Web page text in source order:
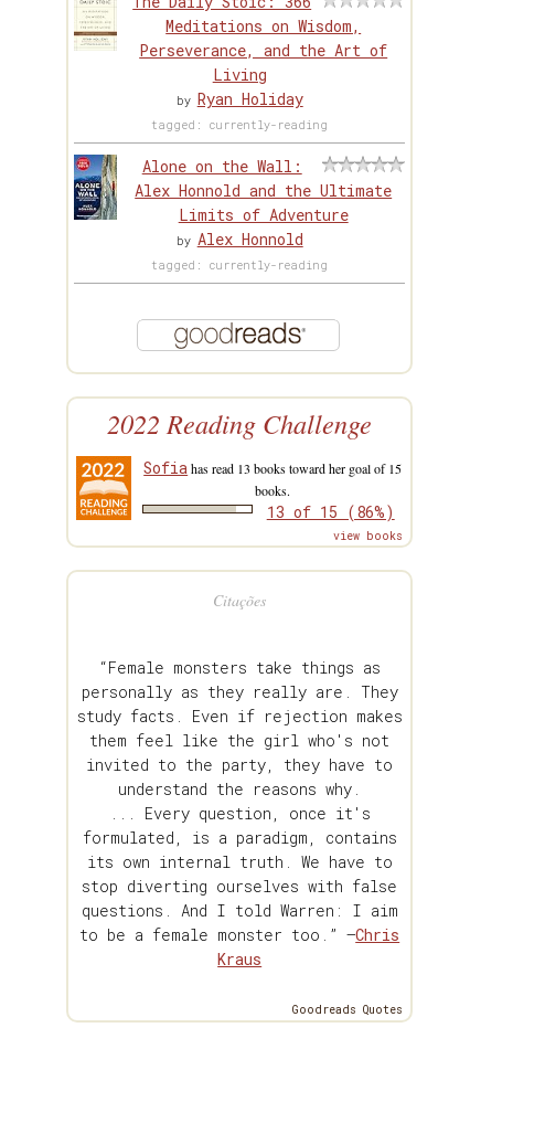
Meditations on Wisdom,
Perseverance, and the Art of
Living
by Ryan Holiday
tagged: currently-reading
Alone on the Wall:
Alex Honnold and the Ultimate
Limits of Adventure
by Alex Honnold
tagged: currently-reading
2022 Reading Challenge
Sofiahas read 13 books toward her goal of 15
books.
13 of 15 (86%)
view books
Citações
“Female monsters take things as
personally as they really are. They
study facts. Even if rejection makes
them feel like the girl who's not
invited to the party, they have to
understand the reasons why.
... Every question, once it's
formulated, is a paradigm, contains
its own internal truth. We have to
stop diverting ourselves with false
questions. And I told Warren: I aim
to be a female monster too.” —Chris
Kraus
Goodreads Quotes